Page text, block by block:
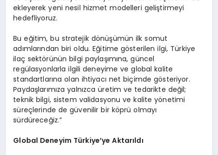
ekleyerek yeni nesil hizmet modelleri geliştirmeyi
hedefliyoruz.
Bu eğitim, bu stratejik dönüşümün ilk somut
adımlarından biri oldu. Eğitime gösterilen ilgi, Türkiye
ilaç sektörünün bilgi paylaşımına, güncel
regülasyonlarla ilgili deneyime ve global kalite
standartlarına olan ihtiyacı net biçimde gösteriyor.
Paydaşlarımıza yalnızca üretim ve tedarikte değil;
teknik bilgi, sistem validasyonu ve kalite yönetimi
süreçlerinde de güvenilir bir köprü olmayı
sürdüreceğiz.”
Global Deneyim Türkiye’ye Aktarıldı